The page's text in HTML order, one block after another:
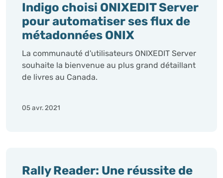
Indigo choisi ONIXEDIT Server
pour automatiser ses flux de
métadonnées ONIX
La communauté d'utilisateurs ONIXEDIT Server
souhaite la bienvenue au plus grand détaillant
de livres au Canada.
05 avr. 2021
Rally Reader: Une réussite de